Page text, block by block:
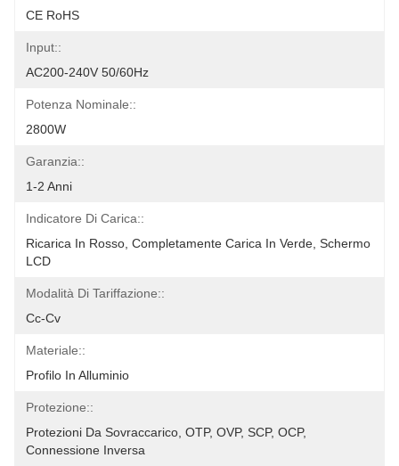
CE RoHS
Input::
AC200-240V 50/60Hz
Potenza Nominale::
2800W
Garanzia::
1-2 Anni
Indicatore Di Carica::
Ricarica In Rosso, Completamente Carica In Verde, Schermo
LCD
Modalità Di Tariffazione::
Cc-Cv
Materiale::
Profilo In Alluminio
Protezione::
Protezioni Da Sovraccarico, OTP, OVP, SCP, OCP,
Connessione Inversa